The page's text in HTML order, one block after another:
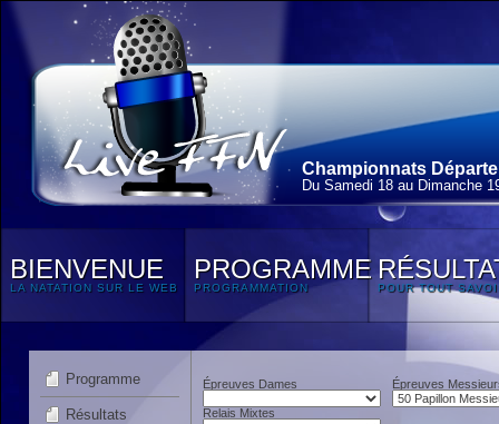
Championnats
Du Samedi 18 au Dimanche
BIENVENUE
LA NATATION SUR LE WEB
PROGRAMME
PROGRAMMATION POUR TOUT
Programme
Résultats
Épreuves Dames Épreuves
Relais Mixtes